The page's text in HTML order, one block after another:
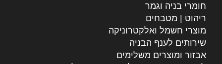
חומרי בניה וגמר
ריהוט | מטבחים
מוצרי חשמל ואלקטרוניקה
שירותים לענף הבניה
אבזור ומוצרים משלימים